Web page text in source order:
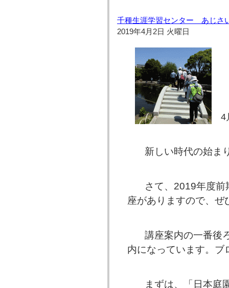
千種生涯学習センター あじさ
2019年4月2日 火曜日
4
新しい時代の始ま
さて、2019年度前
座がありますので、ぜ
講座案内の一番後
内になっています。ブ
まずは、「日本庭